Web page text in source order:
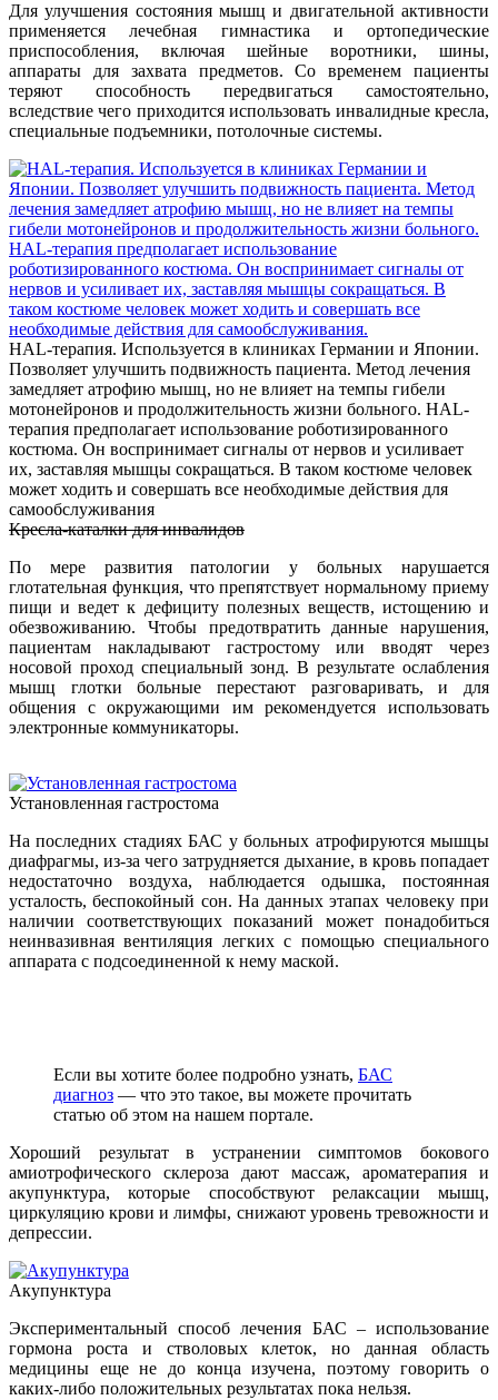
Для улучшения состояния мышц и двигательной активности
применяется лечебная гимнастика и ортопедические
приспособления, включая шейные воротники, шины,
аппараты для захвата предметов. Со временем пациенты
теряют способность передвигаться самостоятельно,
вследствие чего приходится использовать инвалидные кресла,
специальные подъемники, потолочные системы.
HAL-терапия. Используется в клиниках Германии и Японии.
Позволяет улучшить подвижность пациента. Метод лечения
замедляет атрофию мышц, но не влияет на темпы гибели
мотонейронов и продолжительность жизни больного. HAL-
терапия предполагает использование роботизированного
костюма. Он воспринимает сигналы от нервов и усиливает
их, заставляя мышцы сокращаться. В таком костюме человек
может ходить и совершать все необходимые действия для
самообслуживания
Кресла-каталки для инвалидов
По мере развития патологии у больных нарушается
глотательная функция, что препятствует нормальному приему
пищи и ведет к дефициту полезных веществ, истощению и
обезвоживанию. Чтобы предотвратить данные нарушения,
пациентам накладывают гастростому или вводят через
носовой проход специальный зонд. В результате ослабления
мышц глотки больные перестают разговаривать, и для
общения с окружающими им рекомендуется использовать
электронные коммуникаторы.
Установленная гастростома
На последних стадиях БАС у больных атрофируются мышцы
диафрагмы, из-за чего затрудняется дыхание, в кровь попадает
недостаточно воздуха, наблюдается одышка, постоянная
усталость, беспокойный сон. На данных этапах человеку при
наличии соответствующих показаний может понадобиться
неинвазивная вентиляция легких с помощью специального
аппарата с подсоединенной к нему маской.
Если вы хотите более подробно узнать, БАС
диагноз — что это такое, вы можете прочитать
статью об этом на нашем портале.
Хороший результат в устранении симптомов бокового
амиотрофического склероза дают массаж, ароматерапия и
акупунктура, которые способствуют релаксации мышц,
циркуляцию крови и лимфы, снижают уровень тревожности и
депрессии.
Акупунктура
Экспериментальный способ лечения БАС – использование
гормона роста и стволовых клеток, но данная область
медицины еще не до конца изучена, поэтому говорить о
каких-либо положительных результатах пока нельзя.